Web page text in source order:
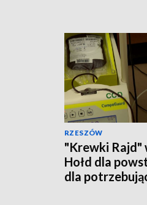
RZESZÓW
"Krewki Rajd"
Hołd dla
dla